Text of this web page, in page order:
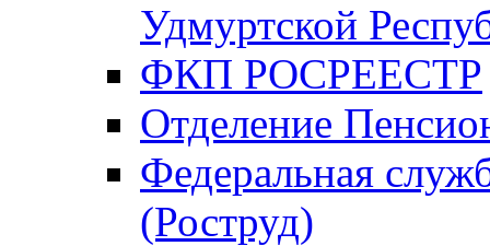
Удмуртской
ФКП РОСРЕЕСТР
Отделение
Федеральная
(Роструд)